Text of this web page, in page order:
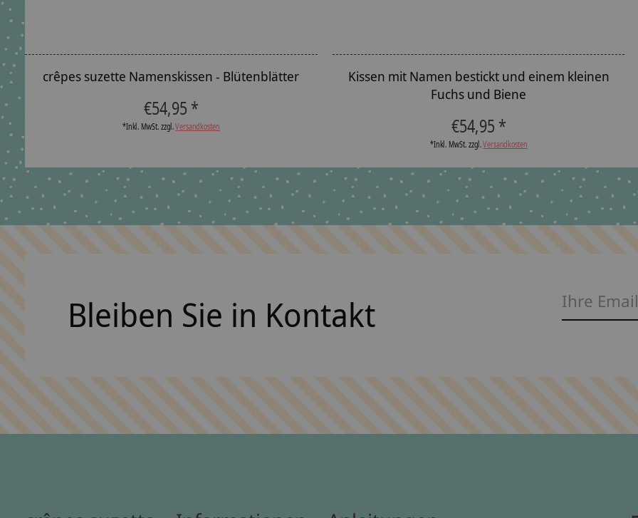
crêpes suzette Namenskissen - Blütenblätter
€54,95 *
*Inkl. MwSt. zzgl.Versandkosten
Kissen mit Namen bestickt und einem kleinen
Fuchs und Biene
€54,95 *
*Inkl. MwSt. zzgl.Versandkosten
Bleiben Sie in Kontakt